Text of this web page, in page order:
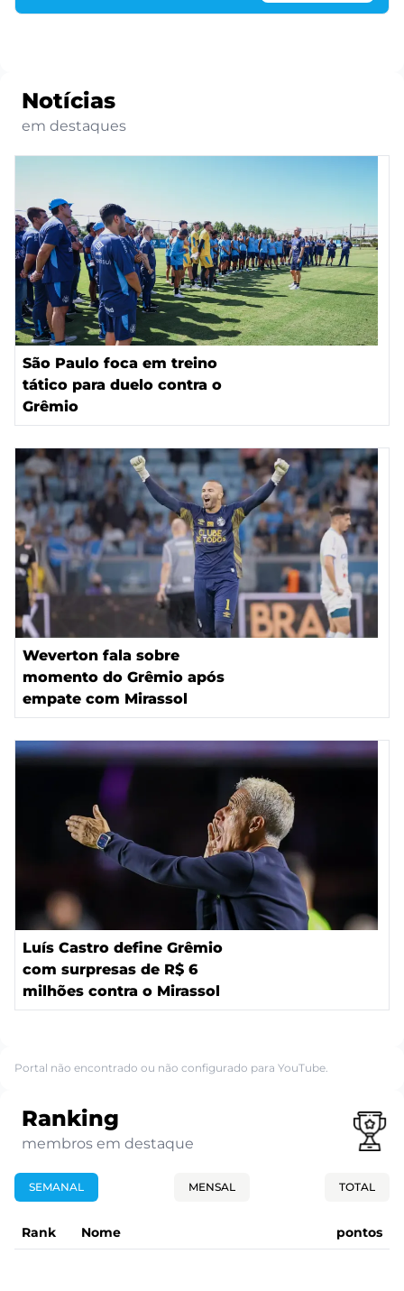
Notícias
em destaques
São Paulo foca em treino
tático para duelo contra o
Grêmio
Weverton fala sobre
momento do Grêmio após
empate com Mirassol
Luís Castro define Grêmio
com surpresas de R$ 6
milhões contra o Mirassol
Portal não encontrado ou não configurado para YouTube.
Ranking
membros em destaque
SEMANAL MENSAL TOTAL
Rank Nome pontos